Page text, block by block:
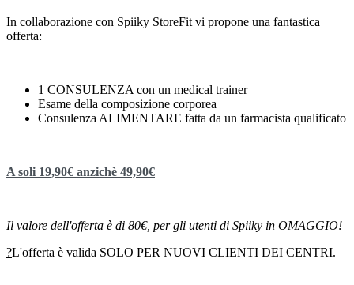
In collaborazione con Spiiky StoreFit vi propone una fantastica
offerta:
1 CONSULENZA con un medical trainer
Esame della composizione corporea
Consulenza ALIMENTARE fatta da un farmacista qualificato
A soli 19,90€ anzichè 49,90€
Il valore dell'offerta è di 80€, per gli utenti di Spiiky in OMAGGIO!
?L'offerta è valida SOLO PER NUOVI CLIENTI DEI CENTRI.